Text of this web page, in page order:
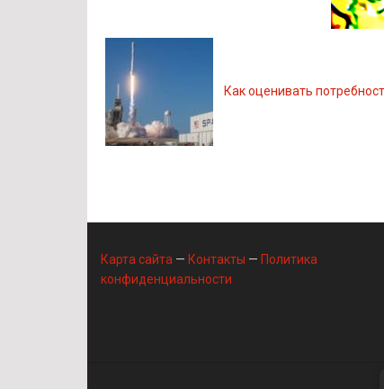
Как оценивать
Карта сайта — Контакты — Политика
конфиденциальности